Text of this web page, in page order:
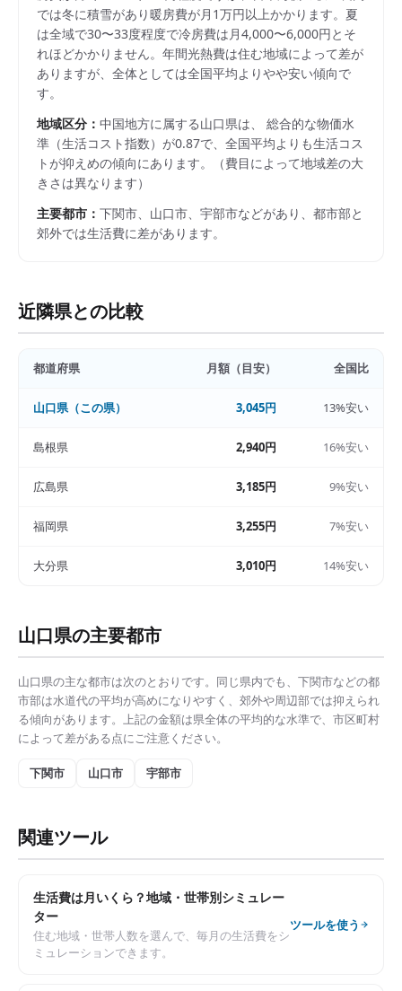
では冬に積雪があり暖房費が月1万円以上かかります。夏
は全域で30〜33度程度で冷房費は月4,000〜6,000円とそ
れほどかかりません。年間光熱費は住む地域によって差が
ありますが、全体としては全国平均よりやや安い傾向で
す。
地域区分： 中国地方に属する山口県は、 総合的な物価水
準（生活コスト指数）が0.87で、 全国平均よりも生活コス
トが抑えめの傾向にあります。
（費目によって地域差の大
きさは異なります）
主要都市： 下関市、山口市、宇部市などがあり、都市部と
郊外では生活費に差があります。
近隣県との比較
都道府県 月額（目安） 全国比
山口県（この県） 3,045円 13%安い
島根県 2,940円 16%安い
広島県 3,185円 9%安い
福岡県 3,255円 7%安い
大分県 3,010円 14%安い
山口県の主要都市
山口県の主な都市は次のとおりです。同じ県内でも、 下関市などの都
市部は水道代の平均が高めになりやすく、郊外や周辺部では抑えられ
る傾向があります。上記の金額は県全体の平均的な水準で、市区町村
によって差がある点にご注意ください。
下関市 山口市 宇部市
関連ツール
生活費は月いくら？地域・世帯別シミュレー
ター
住む地域・世帯人数を選んで、毎月の生活費をシ
ミュレーションできます。
ツールを使う